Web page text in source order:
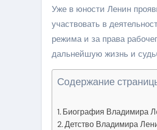
Уже в юности Ленин
участвовать в
режима и за права
дальнейшую жизнь и
Содержание
Биография Владимира
Детство Владимира